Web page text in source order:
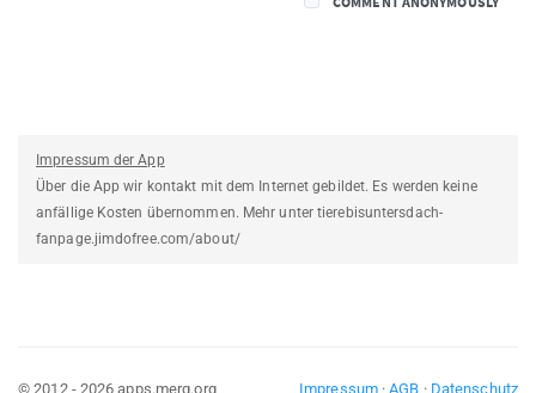
Impressum der App
Über die App wir kontakt mit dem Internet gebildet. Es werden keine
anfällige Kosten übernommen. Mehr unter tierebisuntersdach-
fanpage.jimdofree.com/about/
Impressum·AGB · Datenschutz
© 2012 - 2026 apps.merq.org